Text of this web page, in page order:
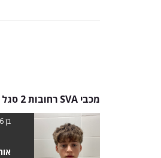
מכבי SVA רחובות 2 סגל הקבוצה
בן 16 | 185